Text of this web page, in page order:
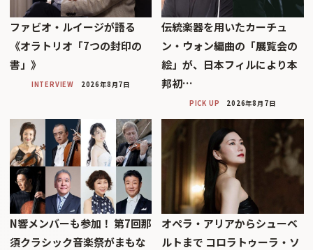
ファビオ・ルイージが語る
《オラトリオ「7つの封印の
書」》
INTERVIEW 2026年8月7日
伝統楽器を用いたカーチュ
ン・ウォン編曲の「展覧会の
絵」が、日本フィルにより本
邦初…
PICK UP 2026年8月7日
N響メンバーも参加！ 第7回那
須クラシック音楽祭がまもな
オペラ・アリアからシューベ
ルトまで コロラトゥーラ・ソ